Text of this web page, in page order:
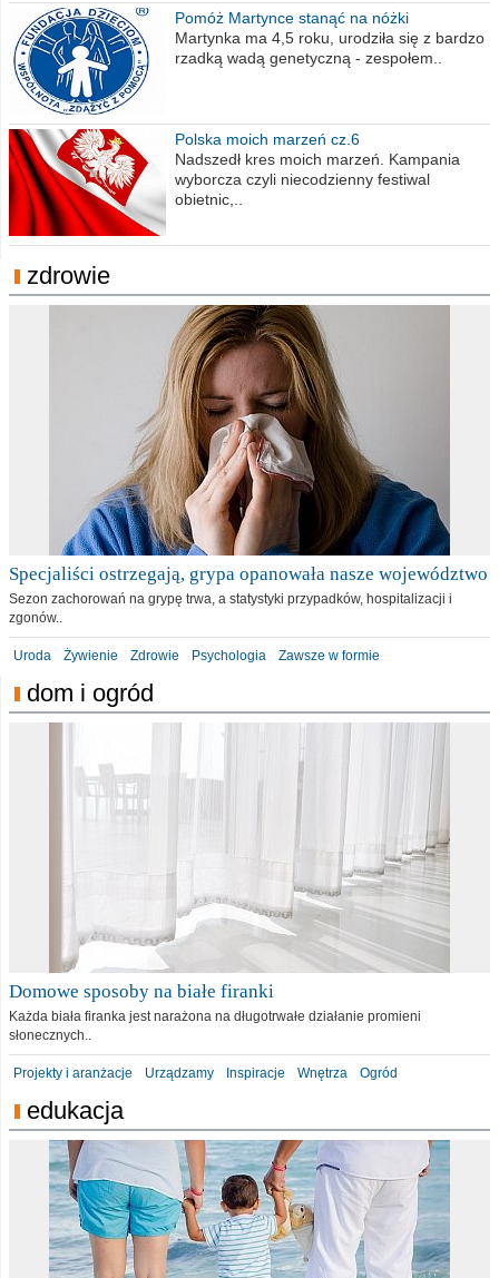
Pomóż Martynce stanąć na nóżki
Martynka ma 4,5 roku, urodziła się z bardzo
rzadką wadą genetyczną - zespołem..
Polska moich marzeń cz.6
Nadszedł kres moich marzeń. Kampania
wyborcza czyli niecodzienny festiwal
obietnic,..
zdrowie
Specjaliści ostrzegają, grypa opanowała nasze województwo
Sezon zachorowań na grypę trwa, a statystyki przypadków, hospitalizacji i
zgonów..
Uroda Żywienie Zdrowie Psychologia Zawsze w formie
dom i ogród
Domowe sposoby na białe firanki
Każda biała firanka jest narażona na długotrwałe działanie promieni
słonecznych..
Projekty i aranżacje Urządzamy Inspiracje Wnętrza Ogród
edukacja